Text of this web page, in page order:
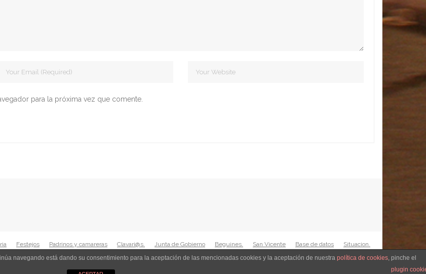
para la próxima vez que comente.
Festejos Padrinos y camareras Clavari@s. Junta de Gobierno Beguines. San Vicente Base de datos
Situacion.
Blog
navegando está dando su consentimiento para la aceptación de las mencionadas cookies y la aceptación de nuestra política de cookies, pinche el
plugin